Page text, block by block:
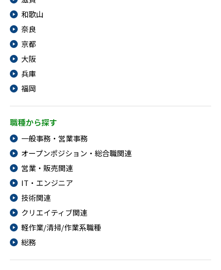
和歌山
奈良
京都
大阪
兵庫
福岡
職種から探す
一般事務・営業事務
オープンポジション・総合職関連
営業・販売関連
IT・エンジニア
技術関連
クリエイティブ関連
軽作業/清掃/作業系職種
総務